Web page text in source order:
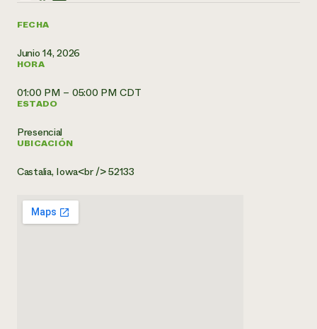
FECHA
Junio 14, 2026
HORA
01:00 PM – 05:00 PM CDT
ESTADO
Presencial
UBICACIÓN
Castalia, Iowa<br /> 52133